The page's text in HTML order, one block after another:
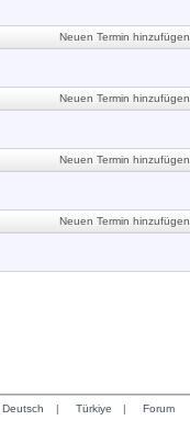
Neuen Termin hinzufügen
Neuen Termin hinzufügen
Neuen Termin hinzufügen
Neuen Termin hinzufügen
Deutsch | Türkiye | Forum